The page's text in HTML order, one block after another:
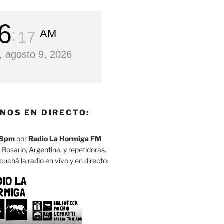
18 AM
agosto 9, 2026
EN DIRECTO:
porRadio La Hormiga FM
Argentina, y repetidoras.
la radio en vivo y en directo: